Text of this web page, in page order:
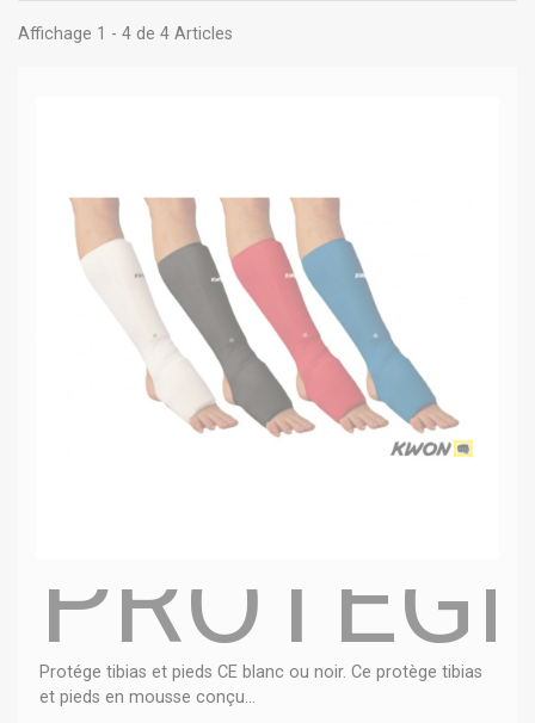
Affichage 1 - 4 de 4 Articles
Protége tibias et pieds CE blanc ou noir. Ce protège tibias
et pieds en mousse conçu...